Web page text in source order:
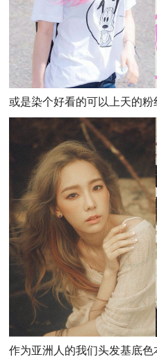
或是染个好看的可以上天的粉
作为亚洲人的我们头发基底